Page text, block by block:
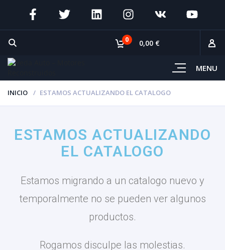
MENU
0 0,00 €
INICIO ESTAMOS ACTUALIZANDO EL CATALOGO
ESTAMOS ACTUALIZANDO
EL CATALOGO
Estamos migrando a un catalogo nuevo y
temporalmente no se pueden ver algunos
productos.
Rogamos disculpe las molestias.